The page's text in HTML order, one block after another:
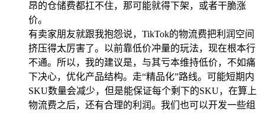
昂的仓储费都扛不住，那可能就得下架，或者干脆涨
价。
有卖家朋友就跟我抱怨说，TikTok的物流费把利润空间
挤压得太厉害了。以前靠低价冲量的玩法，现在根本行
不通。所以，我的建议是，与其亏本维持低价，不如痛
下决心，优化产品结构。走“精品化”路线。可能短期内
SKU数量会减少，但是能保证每个剩下的SKU，在算上
物流费之后，还有合理的利润。我们也可以开发一些组